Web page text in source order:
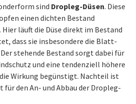
sind Dropleg-Düsen. Diese
einen dichten Bestand
läuft die Düse direkt im Bestand
dass sie insbesondere die Blatt-
stehende Bestand sorgt dabei für
und eine tendenziell höhere
Wirkung begünstigt. Nachteil ist
den An- und Abbau der Dropleg-